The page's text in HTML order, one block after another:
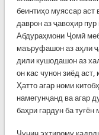
беинтиҳо муяссар аст
даврон аз ҷавоҳир
Абдураҳмони Ҷомӣ
маъруфашон аз аҳли
дили кушодашон аз
он кас чунон зиёд аст,
Ҳатто агар номи
намегунҷанд ва агар
баҳри гардун ба